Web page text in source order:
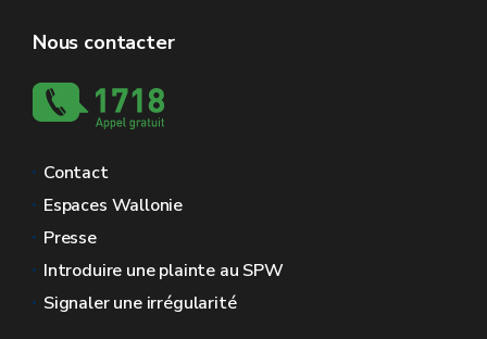
Nous contacter
Contact
Espaces Wallonie
Presse
Introduire une plainte au SPW
Signaler une irrégularité